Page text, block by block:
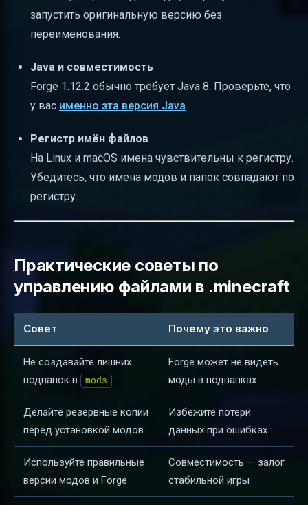
запустить оригинальную версию без
переименования.
Java и совместимость
Forge 1.12.2 обычно требует Java 8. Проверьте, что
у вас именно эта версия Java.
Регистр имён файлов
На Linux и macOS имена чувствительны к регистру.
Убедитесь, что имена модов и папок совпадают по
регистру.
Практические советы по
управлению файлами в .minecraft
Совет Почему это важно
Не создавайте лишних
подпапок в
mods
Forge может не видеть
моды в подпапках
Делайте резервные копии
перед установкой модов
Избежите потери
данных при ошибках
Используйте правильные
версии модов и Forge
Совместимость — залог
стабильной игры